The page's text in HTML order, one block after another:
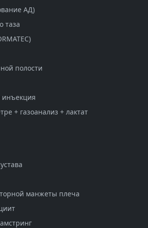
АД)
таза
полости
инъекция
+ газоанализ + лактат
манжеты плеча